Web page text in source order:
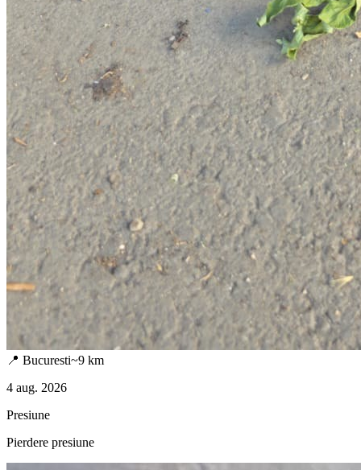
📍 Bucuresti~9 km
4 aug. 2026
Presiune
Pierdere presiune